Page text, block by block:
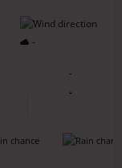
-
-
-
-
-